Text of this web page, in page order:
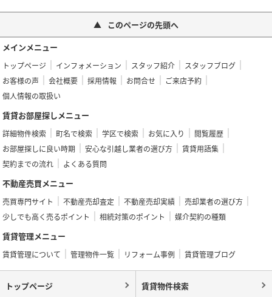
このページの先頭へ
メインメニュー
トップページ インフォメーション スタッフ紹介
スタッフブログ
お客様の声
会社概要 採用情報 お問合せ
ご来店予約
個人情報の取扱い
賃貸お部屋探しメニュー
詳細物件検索 町名で検索 学区で検索 お気に入り
閲覧履歴
お部屋探しに良い時期
安心な引越し業者の選び方
賃貸用語集
契約までの流れ
よくある質問
不動産売買メニュー
売買専門サイト 不動産売却査定 不動産売却実績
売却業者の選び方
少しでも高く売るポイント
相続対策のポイント 媒介契約の種類
賃貸管理メニュー
賃貸管理について 管理物件一覧 リフォーム事例 賃貸管理ブログ
トップページ 賃貸物件検索